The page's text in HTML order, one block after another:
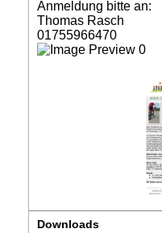
Anmeldung bitte an:
Thomas Rasch
01755966470
Downloads